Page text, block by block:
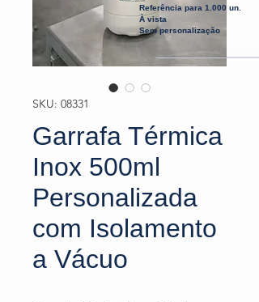
SKU: 08331
Garrafa Térmica
Inox 500ml
Personalizada
com Isolamento
a Vácuo
Referência para 1.000 un.
À vista
Sem personalização